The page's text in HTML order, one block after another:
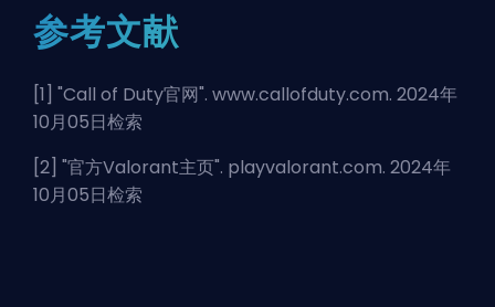
参考文献
[1] "Call of Duty官网". www.callofduty.com. 2024年
10月05日检索
[2] "官方Valorant主页". playvalorant.com. 2024年
10月05日检索